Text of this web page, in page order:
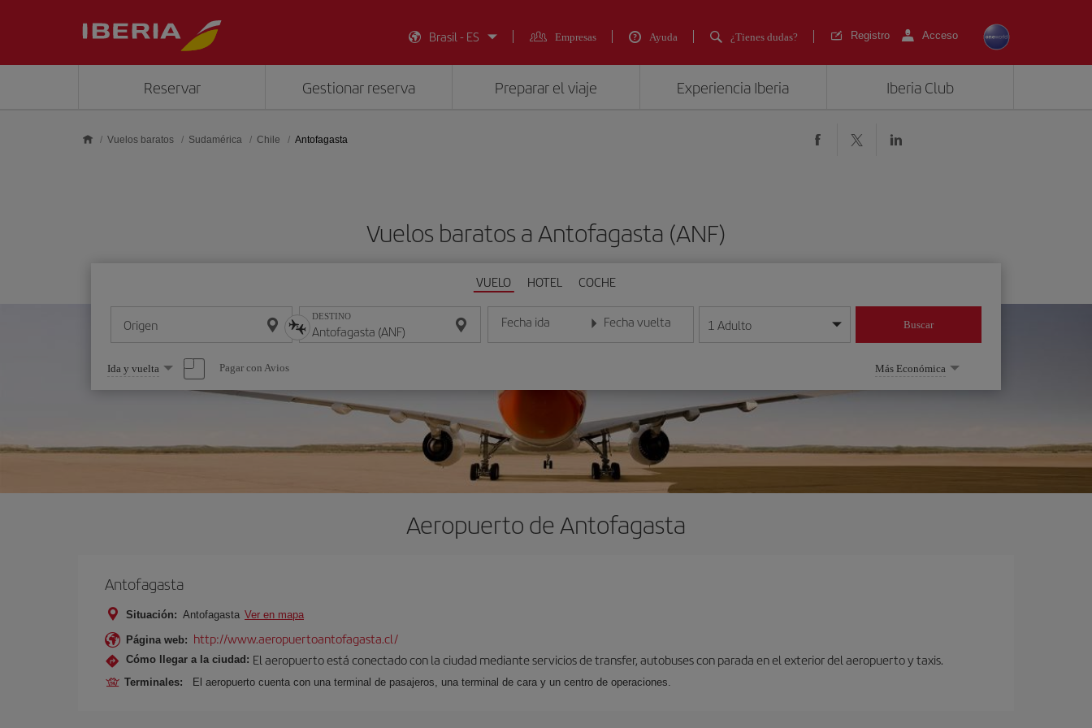
Brasil - ES
Empresas Ayuda ¿Tienes dudas? Registro Acceso
Reservar Gestionar reserva Preparar el viaje Experiencia Iberia Iberia Club
Vuelos baratos Sudamérica Chile Antofagasta
Vuelos baratos a Antofagasta (ANF)
VUELO HOTEL COCHE
Origen DESTINO Fecha ida
Introduce la fecha en formato día/mes/año
Fecha vuelta
Introduce la fecha en formato día/mes/año
1 Adulto Buscar
Seleccione
una
opción
Ida y vuelta Pagar con Avios Más Económica
Aeropuerto de Antofagasta
Antofagasta
Situación: Antofagasta Ver en mapa
Página web: http://www.aeropuertoantofagasta.cl/
Cómo llegar a la ciudad: El aeropuerto está conectado con la ciudad mediante servicios de transfer, autobuses con parada en el exterior del aeropuerto y taxis.
Terminales: El aeropuerto cuenta con una terminal de pasajeros, una terminal de cara y un centro de operaciones.